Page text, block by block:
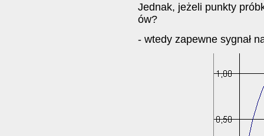
Jednak, jeżeli punkty
ów?
- wtedy zapewne sygnał